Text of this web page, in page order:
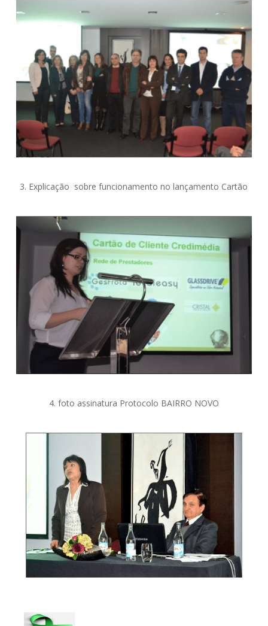
3. Explicação sobre funcionamento no lançamento Cartão
4. foto assinatura Protocolo BAIRRO NOVO